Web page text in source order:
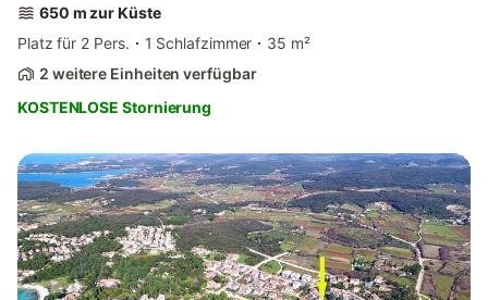
650 m zur Küste
Platz für 2 Pers.
1 Schlafzimmer
35 m²
2 weitere Einheiten verfügbar
KOSTENLOSE Stornierung